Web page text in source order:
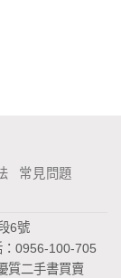
常見問題
6號
：0956-100-705
質二手書買賣